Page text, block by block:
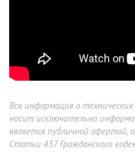
Вся информация о
носит исключительно
является публичной офертой,
Статьи 437 Гражданского